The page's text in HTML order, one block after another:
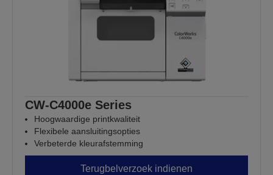
CW-C4000e Series
Hoogwaardige printkwaliteit
Flexibele aansluitingsopties
Verbeterde kleurafstemming
Terugbelverzoek indienen